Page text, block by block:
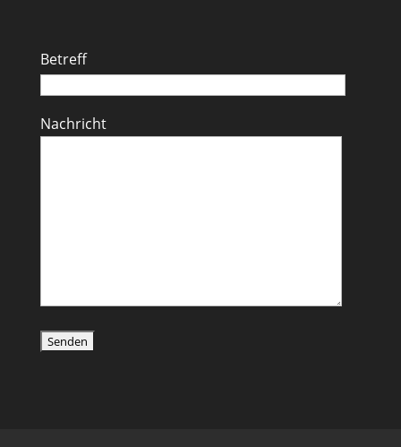
Betreff
Nachricht